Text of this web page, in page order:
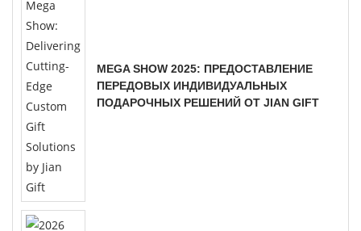
MEGA SHOW 2025: ПРЕДОСТАВЛЕНИЕ
ПЕРЕДОВЫХ ИНДИВИДУАЛЬНЫХ
ПОДАРОЧНЫХ РЕШЕНИЙ ОТ JIAN GIFT